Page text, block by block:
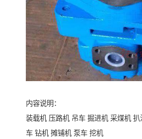
内容说明：
装载机 压路机 吊车 掘进机 采煤机
车 钻机 摊铺机 泵车 挖机